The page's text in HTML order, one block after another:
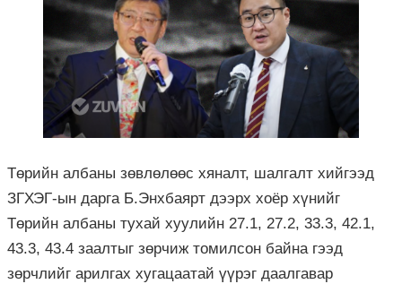
Төрийн албаны зөвлөлөөс хяналт, шалгалт хийгээд
ЗГХЭГ-ын дарга Б.Энхбаярт дээрх хоёр хүнийг
Төрийн албаны тухай хуулийн 27.1, 27.2, 33.3, 42.1,
43.3, 43.4 заалтыг зөрчиж томилсон байна гээд
зөрчлийг арилгах хугацаатай үүрэг даалгавар